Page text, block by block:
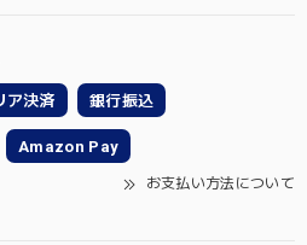
ア決済 銀行振込
Amazon Pay
お支払い方法について